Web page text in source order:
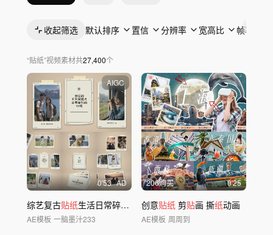
收起筛选 默认排序 置信 分辨率 宽高比 帧率
“贴纸”视频素材共27,400个
AIGC
0'53 AD
综艺复古贴纸生活日常碎片记录
AE模板 一脑墨汁233
206购买 0'25
创意贴纸 剪贴画 撕纸动画
AE模板 周周到